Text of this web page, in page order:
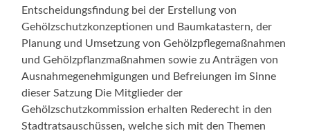
Entscheidungsfindung bei der Erstellung von
Gehölzschutzkonzeptionen und Baumkatastern, der
Planung und Umsetzung von Gehölzpflegemaßnahmen
und Gehölzpflanzmaßnahmen sowie zu Anträgen von
Ausnahmegenehmigungen und Befreiungen im Sinne
dieser Satzung Die Mitglieder der
Gehölzschutzkommission erhalten Rederecht in den
Stadtratsauschüssen, welche sich mit den Themen